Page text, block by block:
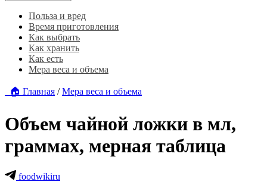
Польза и вред
Время приготовления
Как выбрать
Как хранить
Как есть
Мера веса и объема
🏠 Главная /Мера веса и объема
Объем чайной ложки в мл,
граммах, мерная таблица
foodwikiru